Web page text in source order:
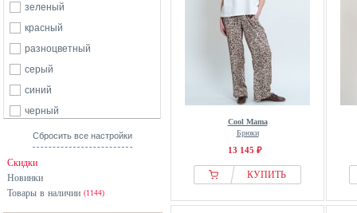
зеленый
красный
разноцветный
серый
синий
черный
Сбросить все настройки
Скидки
Новинки
Товары в наличии (1144)
Cool Mama
Брюки
13 145 ₽
КУПИТЬ